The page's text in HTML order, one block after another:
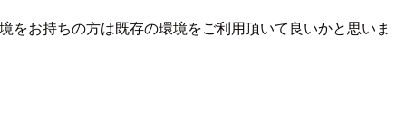
お持ちの方は既存の環境をご利用頂いて良いかと思いま